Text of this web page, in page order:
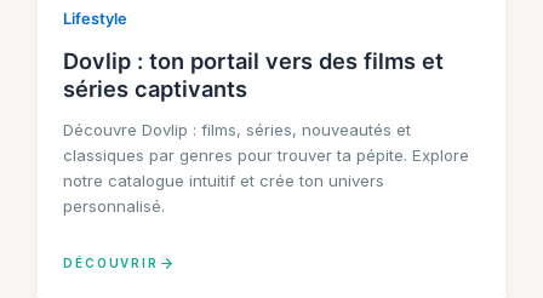
Lifestyle
Dovlip : ton portail vers des films et
séries captivants
Découvre Dovlip : films, séries, nouveautés et
classiques par genres pour trouver ta pépite. Explore
notre catalogue intuitif et crée ton univers
personnalisé.
DÉCOUVRIR